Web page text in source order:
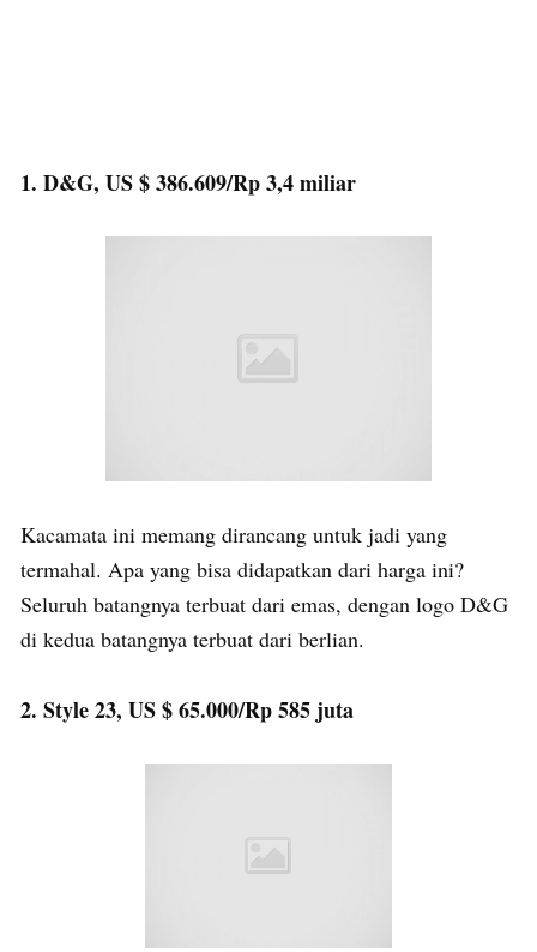
1. D&G, US $ 386.609/Rp 3,4 miliar
Kacamata ini memang dirancang untuk jadi yang
termahal. Apa yang bisa didapatkan dari harga ini?
Seluruh batangnya terbuat dari emas, dengan logo D&G
di kedua batangnya terbuat dari berlian.
2. Style 23, US $ 65.000/Rp 585 juta